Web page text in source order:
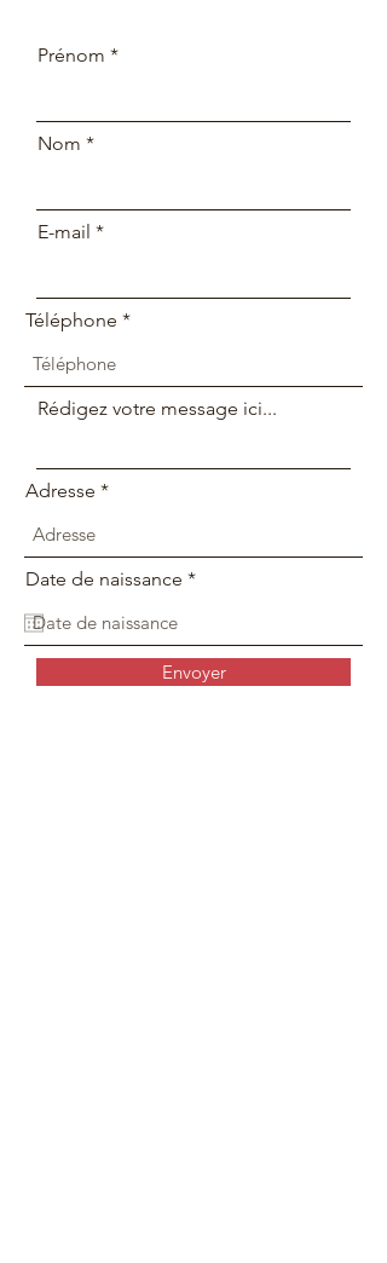
Prénom
Nom
E-mail
Téléphone
Rédigez votre message ici...
Adresse
Date de naissance *r
i
r
e
Envoyer